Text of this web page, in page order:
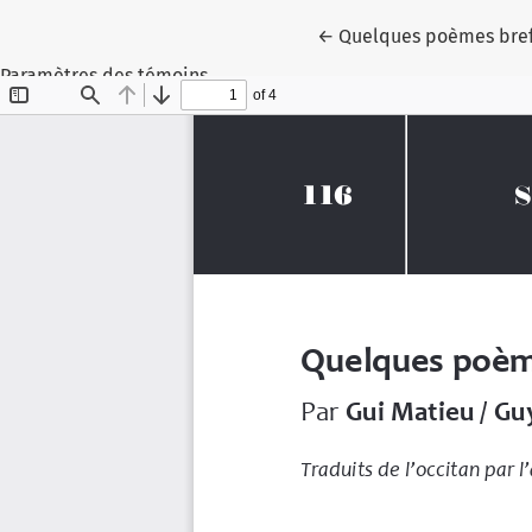
← Retourner aux
Quelques poèmes
Paramètres des témoins